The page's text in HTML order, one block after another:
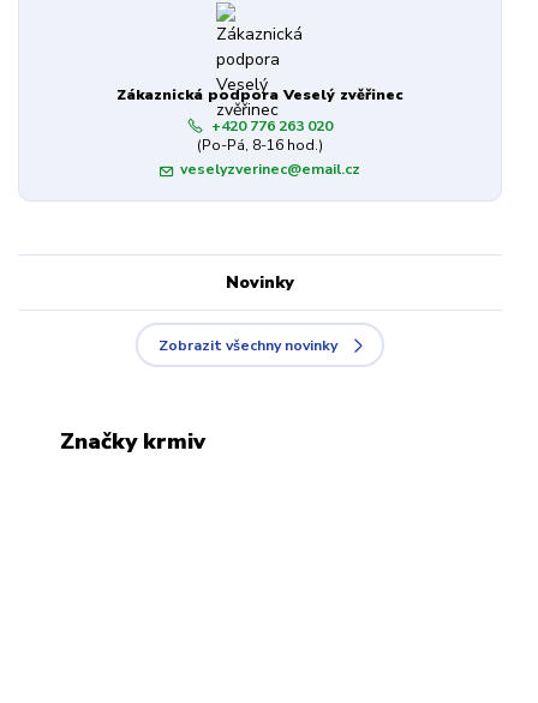
Zákaznická podpora Veselý zvěřinec
+420 776 263 020
(Po-Pá, 8-16 hod.)
veselyzverinec@email.cz
Novinky
Zobrazit všechny novinky
Značky krmiv